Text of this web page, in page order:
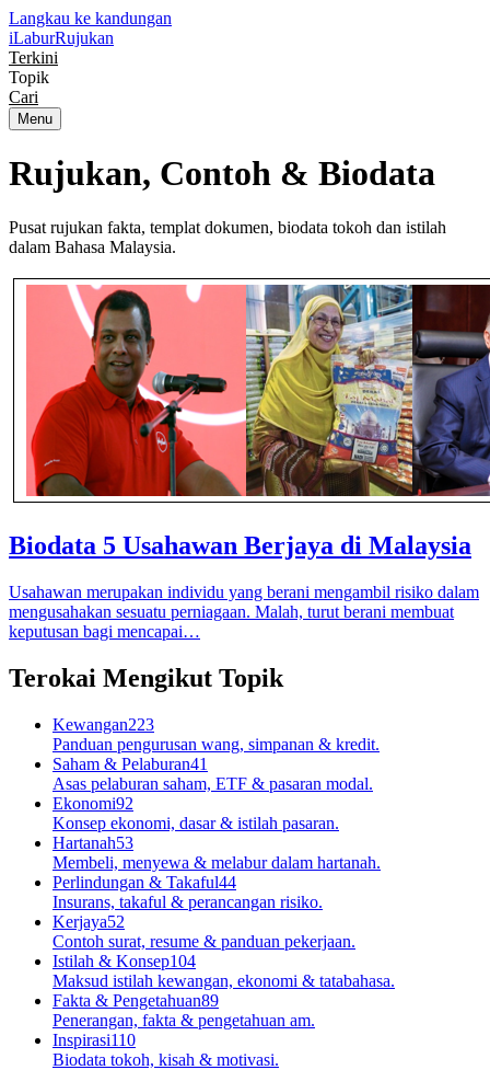
Langkau ke kandungan
iLaburRujukan
Terkini
Topik
Cari
Menu
Rujukan, Contoh & Biodata
Pusat rujukan fakta, templat dokumen, biodata tokoh dan istilah
dalam Bahasa Malaysia.
Biodata 5 Usahawan Berjaya di Malaysia
Usahawan merupakan individu yang berani mengambil risiko dalam
mengusahakan sesuatu perniagaan. Malah, turut berani membuat
keputusan bagi mencapai…
Terokai Mengikut Topik
Kewangan223
Panduan pengurusan wang, simpanan & kredit.
Saham & Pelaburan41
Asas pelaburan saham, ETF & pasaran modal.
Ekonomi92
Konsep ekonomi, dasar & istilah pasaran.
Hartanah53
Membeli, menyewa & melabur dalam hartanah.
Perlindungan & Takaful44
Insurans, takaful & perancangan risiko.
Kerjaya52
Contoh surat, resume & panduan pekerjaan.
Istilah & Konsep104
Maksud istilah kewangan, ekonomi & tatabahasa.
Fakta & Pengetahuan89
Penerangan, fakta & pengetahuan am.
Inspirasi110
Biodata tokoh, kisah & motivasi.